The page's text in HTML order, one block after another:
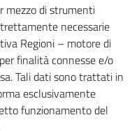
mezzo di strumenti
necessarie
Regioni – motore di
finalità connesse e/o
Tali dati sono trattati in
esclusivamente
funzionamento del